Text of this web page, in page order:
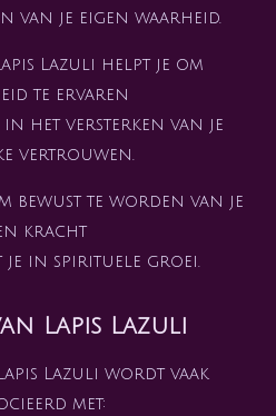
van je eigen waarheid.
Lazuli helpt je om
te ervaren
het versterken van je
vertrouwen.
bewust te worden van je
kracht
in spirituele groei.
Lapis Lazuli
Lazuli wordt vaak
met: